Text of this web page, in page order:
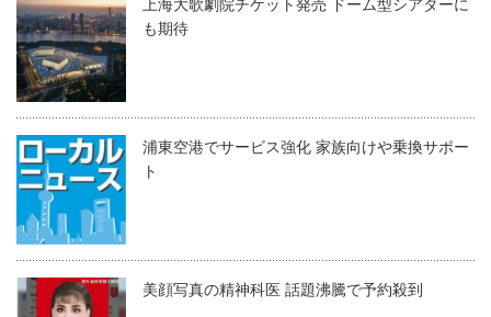
上海大歌劇院チケット発売 ドーム型シアターに
も期待
浦東空港でサービス強化 家族向けや乗換サポー
ト
美顔写真の精神科医 話題沸騰で予約殺到